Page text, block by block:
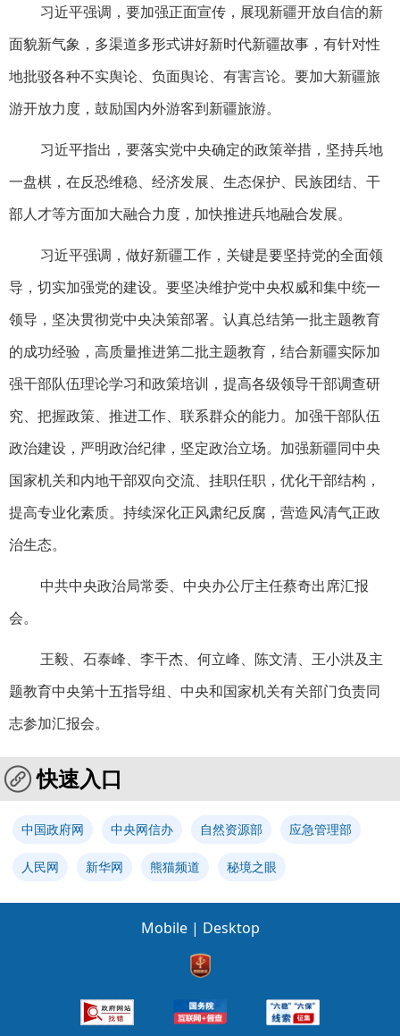
习近平强调，要加强正面宣传，展现新疆开放自信的新
面貌新气象，多渠道多形式讲好新时代新疆故事，有针对性
地批驳各种不实舆论、负面舆论、有害言论。要加大新疆旅
游开放力度，鼓励国内外游客到新疆旅游。
习近平指出，要落实党中央确定的政策举措，坚持兵地
一盘棋，在反恐维稳、经济发展、生态保护、民族团结、干
部人才等方面加大融合力度，加快推进兵地融合发展。
习近平强调，做好新疆工作，关键是要坚持党的全面领
导，切实加强党的建设。要坚决维护党中央权威和集中统一
领导，坚决贯彻党中央决策部署。认真总结第一批主题教育
的成功经验，高质量推进第二批主题教育，结合新疆实际加
强干部队伍理论学习和政策培训，提高各级领导干部调查研
究、把握政策、推进工作、联系群众的能力。加强干部队伍
政治建设，严明政治纪律，坚定政治立场。加强新疆同中央
国家机关和内地干部双向交流、挂职任职，优化干部结构，
提高专业化素质。持续深化正风肃纪反腐，营造风清气正政
治生态。
中共中央政治局常委、中央办公厅主任蔡奇出席汇报
会。
王毅、石泰峰、李干杰、何立峰、陈文清、王小洪及主
题教育中央第十五指导组、中央和国家机关有关部门负责同
志参加汇报会。
快速入口
中国政府网 中央网信办 自然资源部 应急管理部
人民网 新华网 熊猫频道 秘境之眼
Mobile | Desktop